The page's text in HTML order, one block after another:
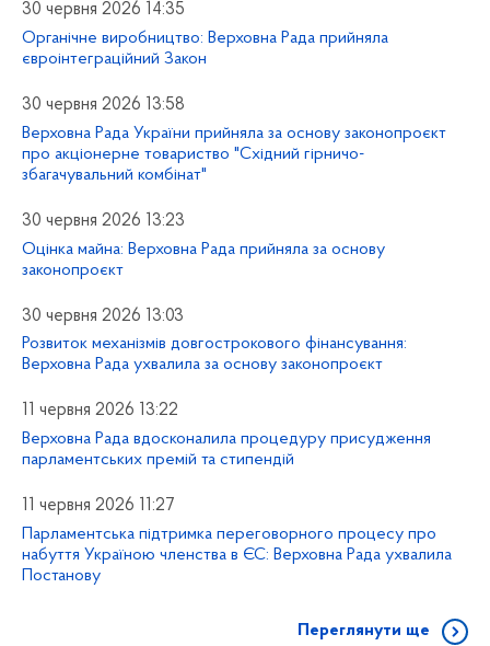
30 червня 2026 14:35
Органічне виробництво: Верховна Рада прийняла
євроінтеграційний Закон
30 червня 2026 13:58
Верховна Рада України прийняла за основу законопроєкт
про акціонерне товариство "Східний гірничо-
збагачувальний комбінат"
30 червня 2026 13:23
Оцінка майна: Верховна Рада прийняла за основу
законопроєкт
30 червня 2026 13:03
Розвиток механізмів довгострокового фінансування:
Верховна Рада ухвалила за основу законопроєкт
11 червня 2026 13:22
Верховна Рада вдосконалила процедуру присудження
парламентських премій та стипендій
11 червня 2026 11:27
Парламентська підтримка переговорного процесу про
набуття Україною членства в ЄС: Верховна Рада ухвалила
Постанову
Переглянути ще